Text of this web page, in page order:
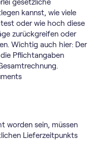
gesetzliche
kannst, wie viele
oder wie hoch diese
zurückgreifen oder
Wichtig auch hier: Der
Pflichtangaben
worden sein, müssen
Lieferzeitpunkts